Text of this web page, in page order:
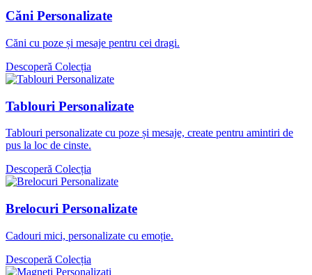
Căni Personalizate
Căni cu poze și mesaje pentru cei dragi.
Descoperă Colecția
Tablouri Personalizate
Tablouri personalizate cu poze și mesaje, create pentru amintiri de
pus la loc de cinste.
Descoperă Colecția
Brelocuri Personalizate
Cadouri mici, personalizate cu emoție.
Descoperă Colecția